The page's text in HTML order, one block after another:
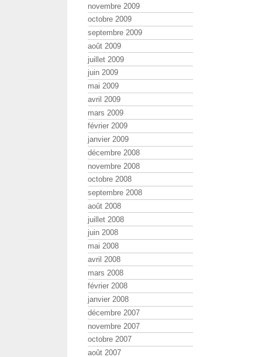
novembre 2009
octobre 2009
septembre 2009
août 2009
juillet 2009
juin 2009
mai 2009
avril 2009
mars 2009
février 2009
janvier 2009
décembre 2008
novembre 2008
octobre 2008
septembre 2008
août 2008
juillet 2008
juin 2008
mai 2008
avril 2008
mars 2008
février 2008
janvier 2008
décembre 2007
novembre 2007
octobre 2007
août 2007